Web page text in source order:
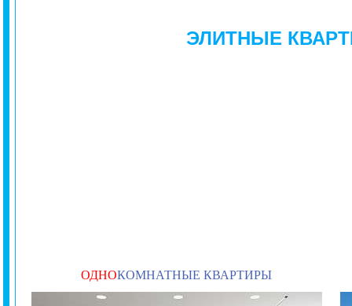
ЭЛИТНЫЕ
ОДНОКОМНАТНЫЕ КВАРТИРЫ